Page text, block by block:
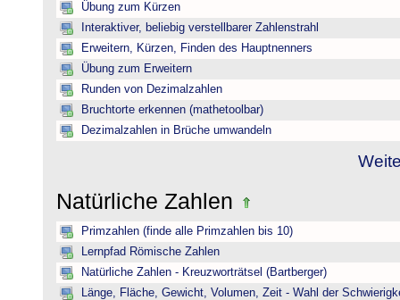
Übung zum Kürzen
Interaktiver, beliebig verstellbarer Zahlenstrahl
Erweitern, Kürzen, Finden des Hauptnenners
Übung zum Erweitern
Runden von Dezimalzahlen
Bruchtorte erkennen (mathetoolbar)
Dezimalzahlen in Brüche umwandeln
Natürliche Zahlen
Primzahlen (finde alle Primzahlen bis 10)
Lernpfad Römische Zahlen
Natürliche Zahlen - Kreuzworträtsel (Bartberger)
Länge, Fläche, Gewicht, Volumen, Zeit - Wahl der